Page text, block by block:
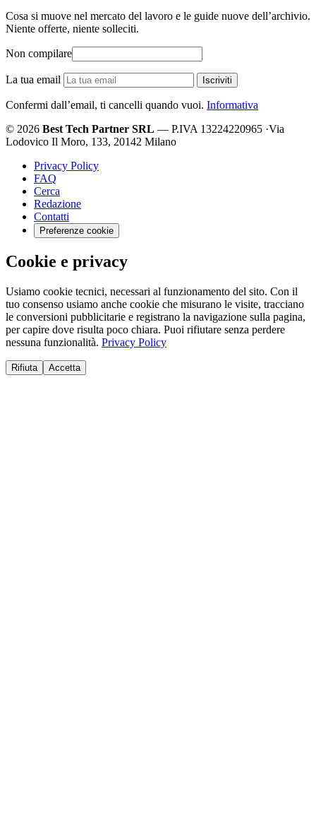
Cosa si muove nel mercato del lavoro e le guide nuove dell’archivio.
Niente offerte, niente solleciti.
Non compilare
La tua email Iscriviti
Confermi dall’email, ti cancelli quando vuoi. Informativa
© 2026 Best Tech Partner SRL — P.IVA 13224220965 ·Via
Lodovico Il Moro, 133, 20142 Milano
Privacy Policy
FAQ
Cerca
Redazione
Contatti
Preferenze cookie
Cookie e privacy
Usiamo cookie tecnici, necessari al funzionamento del sito. Con il
tuo consenso usiamo anche cookie che misurano le visite, tracciano
le conversioni pubblicitarie e registrano la navigazione sulla pagina,
per capire dove risulta poco chiara. Puoi rifiutare senza perdere
nessuna funzionalità. Privacy Policy
Rifiuta Accetta